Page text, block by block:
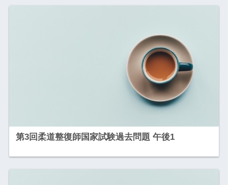
第3回柔道整復師国家試験過去問題 午後1